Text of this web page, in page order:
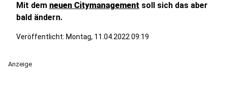
Mit dem neuen Citymanagement soll sich das aber
bald ändern.
Veröffentlicht: Montag, 11.04.2022 09:19
Anzeige